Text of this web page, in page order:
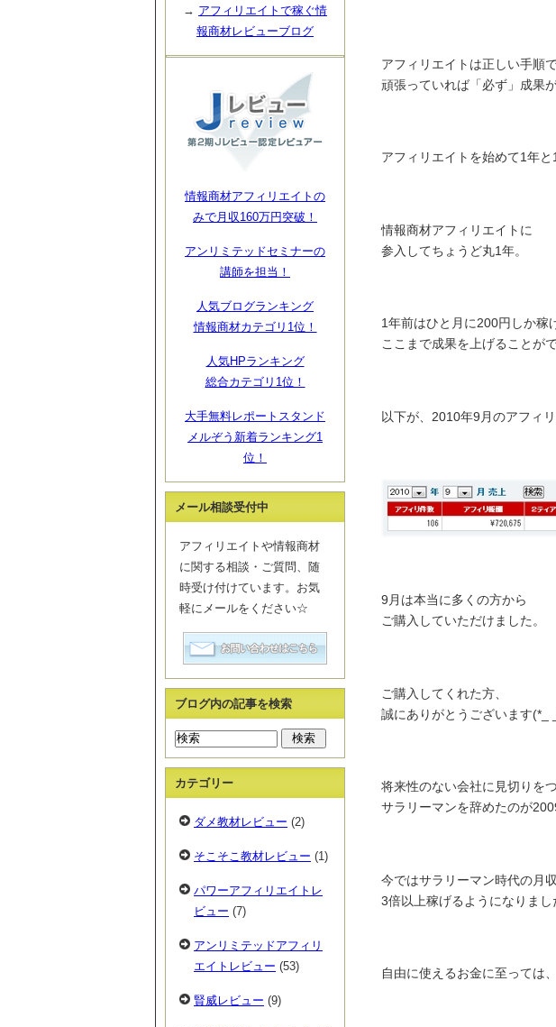
アフィリエイトは正しい手順
頑張っていれば「必ず」成果
アフィリエイトを始めて1年と
情報商材アフィリエイトに
参入してちょうど丸1年。
1年前はひと月に200円しか稼
ここまで成果を上げることが
以下が、2010年9月のアフィ
9月は本当に多くの方から
ご購入していただけました。
ご購入してくれた方、
誠にありがとうございます(*_
将来性のない会社に見切りを
サラリーマンを辞めたのが
今ではサラリーマン時代の月
3倍以上稼げるようになりま
自由に使えるお金に至っては、
→ アフィリエイトで稼ぐ情
報商材レビューブログ
情報商材アフィリエイトの
みで月収160万円突破！
アンリミテッドセミナーの
講師を担当！
人気ブログランキング
情報商材カテゴリ1位！
人気HPランキング
総合カテゴリ1位！
大手無料レポートスタンド
メルぞう新着ランキング1
位！
メール相談受付中
アフィリエイトや情報商材
に関する相談・ご質問、随
時受け付けています。お気
軽にメールをください☆
ブログ内の記事を検索
カテゴリー
ダメ教材レビュー (2)
そこそこ教材レビュー (1)
パワーアフィリエイトレ
ビュー (7)
アンリミテッドアフィリ
エイトレビュー (53)
賢威レビュー (9)